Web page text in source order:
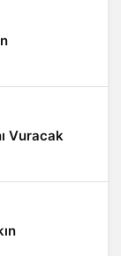
Vuracak